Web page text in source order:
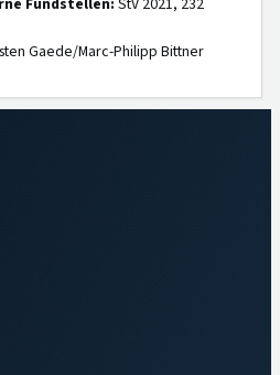
Fundstellen: StV 2021, 232
Gaede/Marc-Philipp Bittner